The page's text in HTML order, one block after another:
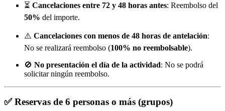
⏳ Cancelaciones entre 72 y 48 horas antes: Reembolso del
50% del importe.
⚠️ Cancelaciones con menos de 48 horas de antelación:
No se realizará reembolso (100% no reembolsable).
🚫 No presentación el día de la actividad: No se podrá
solicitar ningún reembolso.
✅Reservas de 6 personas o más (grupos)